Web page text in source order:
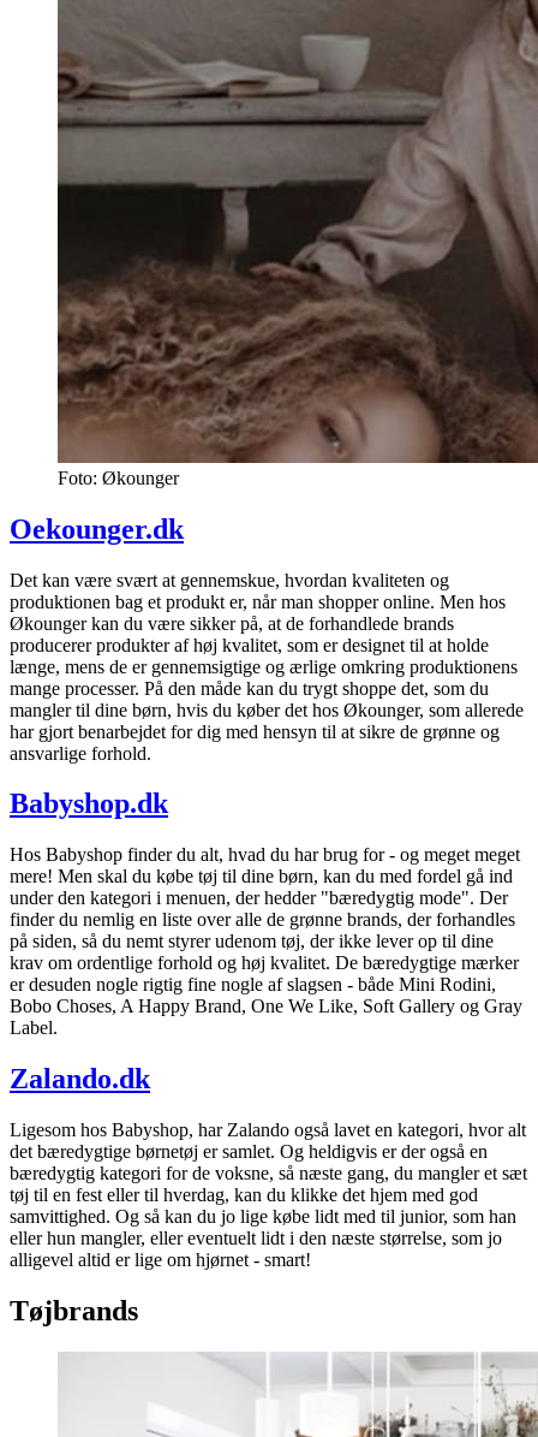
Foto: Økounger
Oekounger.dk
Det kan være svært at gennemskue, hvordan kvaliteten og
produktionen bag et produkt er, når man shopper online. Men hos
Økounger kan du være sikker på, at de forhandlede brands
producerer produkter af høj kvalitet, som er designet til at holde
længe, mens de er gennemsigtige og ærlige omkring produktionens
mange processer. På den måde kan du trygt shoppe det, som du
mangler til dine børn, hvis du køber det hos Økounger, som allerede
har gjort benarbejdet for dig med hensyn til at sikre de grønne og
ansvarlige forhold.
Babyshop.dk
Hos Babyshop finder du alt, hvad du har brug for - og meget meget
mere! Men skal du købe tøj til dine børn, kan du med fordel gå ind
under den kategori i menuen, der hedder "bæredygtig mode". Der
finder du nemlig en liste over alle de grønne brands, der forhandles
på siden, så du nemt styrer udenom tøj, der ikke lever op til dine
krav om ordentlige forhold og høj kvalitet. De bæredygtige mærker
er desuden nogle rigtig fine nogle af slagsen - både Mini Rodini,
Bobo Choses, A Happy Brand, One We Like, Soft Gallery og Gray
Label.
Zalando.dk
Ligesom hos Babyshop, har Zalando også lavet en kategori, hvor alt
det bæredygtige børnetøj er samlet. Og heldigvis er der også en
bæredygtig kategori for de voksne, så næste gang, du mangler et sæt
tøj til en fest eller til hverdag, kan du klikke det hjem med god
samvittighed. Og så kan du jo lige købe lidt med til junior, som han
eller hun mangler, eller eventuelt lidt i den næste størrelse, som jo
alligevel altid er lige om hjørnet - smart!
Tøjbrands